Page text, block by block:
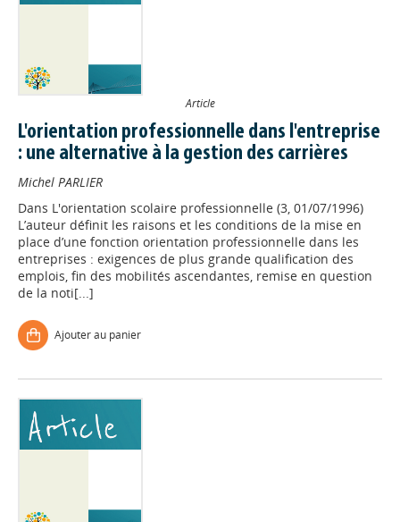
Article
L'orientation professionnelle dans l'entreprise
: une alternative à la gestion des carrières
Michel PARLIER
Dans L'orientation scolaire professionnelle (3, 01/07/1996)
L’auteur définit les raisons et les conditions de la mise en
place d’une fonction orientation professionnelle dans les
entreprises : exigences de plus grande qualification des
emplois, fin des mobilités ascendantes, remise en question
de la noti[...]
Ajouter au panier